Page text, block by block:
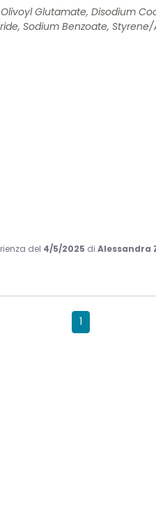
Glutamate, Disodium
Sodium Benzoate,
del 4/5/2025 di Alessandra
1